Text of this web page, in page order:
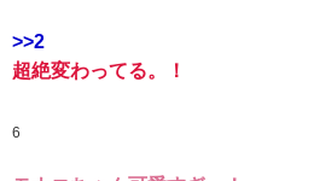
>>2
超絶変わってる。！
6